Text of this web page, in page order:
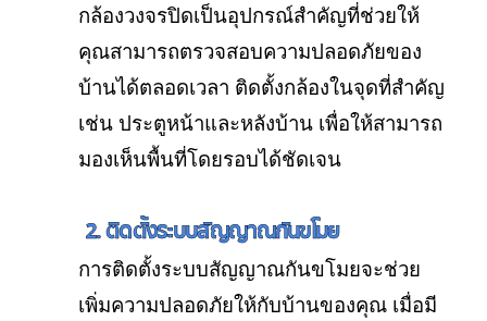
กล้องวงจรปิดเป็นอุปกรณ์สำคัญที่ช่วยให้
คุณสามารถตรวจสอบความปลอดภัยของ
บ้านได้ตลอดเวลา ติดตั้งกล้องในจุดที่สำคัญ
เช่น ประตูหน้าและหลังบ้าน เพื่อให้สามารถ
มองเห็นพื้นที่โดยรอบได้ชัดเจน
2. ติดตั้งระบบสัญญาณกันขโมย
การติดตั้งระบบสัญญาณกันขโมยจะช่วย
เพิ่มความปลอดภัยให้กับบ้านของคุณ เมื่อมี